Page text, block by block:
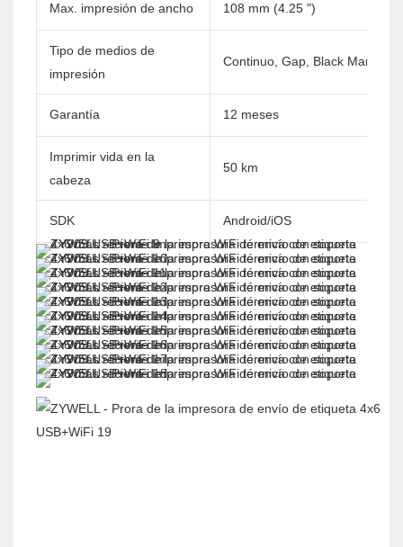
Max. impresión de ancho 108 mm (4.25 ")
Tipo de medios de
impresión
Continuo, Gap, Black Mark,
Garantía 12 meses
Imprimir vida en la
cabeza
50 km
SDK Android/iOS